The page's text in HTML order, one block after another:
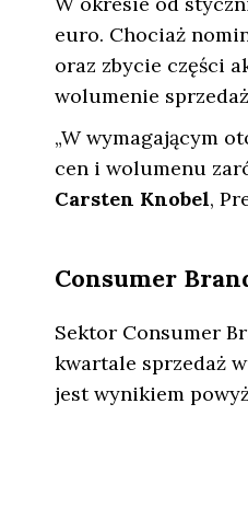
euro. Chociaż
oraz zbycie części
wolumenie
„W wymagającym
cen i wolumenu
Carsten Knobel,
Consumer
Sektor Consumer
kwartale sprzedaż
jest wynikiem